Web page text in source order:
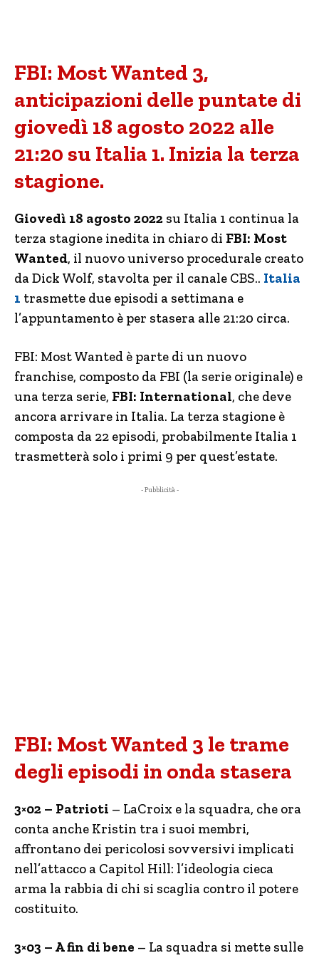
FBI: Most Wanted 3,
anticipazioni delle puntate di
giovedì 18 agosto 2022 alle
21:20 su Italia 1. Inizia la terza
stagione.
Giovedì 18 agosto 2022 su Italia 1 continua la
terza stagione inedita in chiaro di FBI: Most
Wanted, il nuovo universo procedurale creato
da Dick Wolf, stavolta per il canale CBS.. Italia
1 trasmette due episodi a settimana e
l’appuntamento è per stasera alle 21:20 circa.
FBI: Most Wanted è parte di un nuovo
franchise, composto da FBI (la serie originale) e
una terza serie, FBI: International, che deve
ancora arrivare in Italia. La terza stagione è
composta da 22 episodi, probabilmente Italia 1
trasmetterà solo i primi 9 per quest’estate.
- Pubblicità -
FBI: Most Wanted 3 le trame
degli episodi in onda stasera
3×02 – Patrioti – LaCroix e la squadra, che ora
conta anche Kristin tra i suoi membri,
affrontano dei pericolosi sovversivi implicati
nell’attacco a Capitol Hill: l’ideologia cieca
arma la rabbia di chi si scaglia contro il potere
costituito.
3×03 – A fin di bene – La squadra si mette sulle